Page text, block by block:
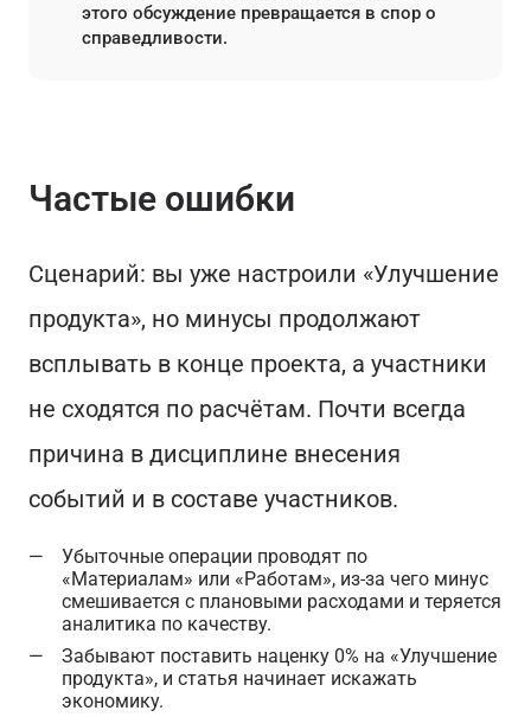
этого обсуждение превращается в спор о
справедливости.
Частые ошибки
Сценарий: вы уже настроили «Улучшение
продукта», но минусы продолжают
всплывать в конце проекта, а участники
не сходятся по расчётам. Почти всегда
причина в дисциплине внесения
событий и в составе участников.
Убыточные операции проводят по
«Материалам» или «Работам», из‑за чего минус
смешивается с плановыми расходами и теряется
аналитика по качеству.
Забывают поставить наценку 0% на «Улучшение
продукта», и статья начинает искажать
экономику.